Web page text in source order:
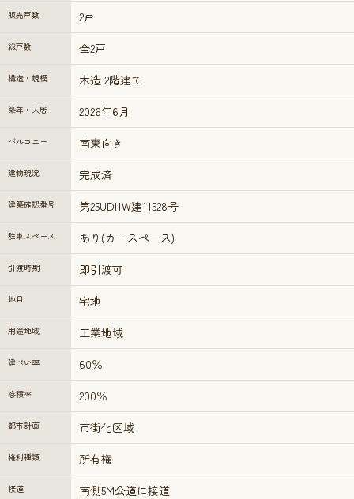
販売戸数 2戸
総戸数 全2戸
構造・規模 木造 2階建て
築年・入居 2026年6月
バルコニー 南東向き
建物現況 完成済
建築確認番号 第25UDI1W建11528号
駐車スペース あり(カースペース)
引渡時期 即引渡可
地目 宅地
用途地域 工業地域
建ぺい率 60％
容積率 200％
都市計画 市街化区域
権利種類 所有権
接道 南側5M公道に接道